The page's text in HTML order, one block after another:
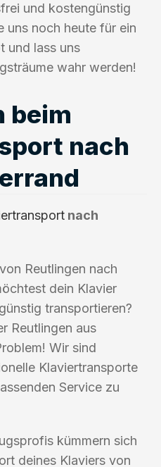
und kostengünstig
uns noch heute für ein
und lass uns
wahr werden!
beim
nach
nach
Reutlingen nach
dein Klavier
transportieren?
Reutlingen aus
Wir sind
Klaviertransporte
Service zu
kümmern sich
deines Klaviers von